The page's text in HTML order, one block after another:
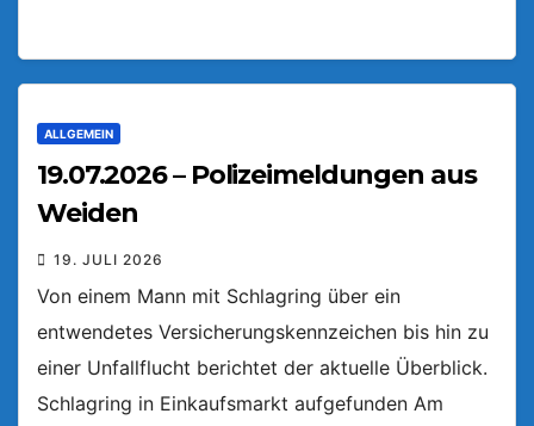
ALLGEMEIN
19.07.2026 – Polizeimeldungen aus
Weiden
19. JULI 2026
Von einem Mann mit Schlagring über ein
entwendetes Versicherungskennzeichen bis hin zu
einer Unfallflucht berichtet der aktuelle Überblick.
Schlagring in Einkaufsmarkt aufgefunden Am